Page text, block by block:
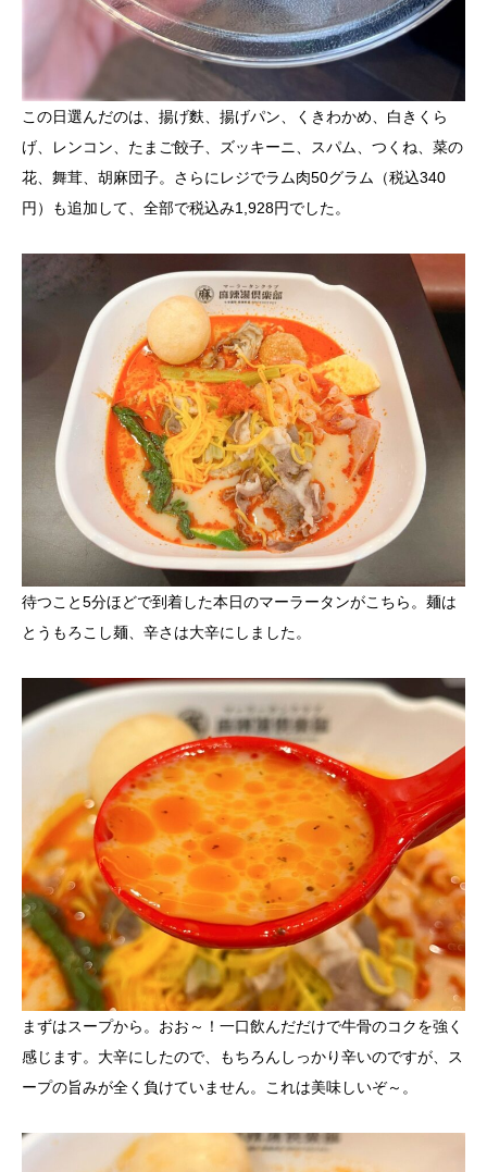
この日選んだのは、揚げ麩、揚げパン、くきわかめ、白きくら
げ、レンコン、たまご餃子、ズッキーニ、スパム、つくね、菜の
花、舞茸、胡麻団子。さらにレジでラム肉50グラム（税込340
円）も追加して、全部で税込み1,928円でした。
待つこと5分ほどで到着した本日のマーラータンがこちら。麺は
とうもろこし麺、辛さは大辛にしました。
まずはスープから。おお～！一口飲んだだけで牛骨のコクを強く
感じます。大辛にしたので、もちろんしっかり辛いのですが、ス
ープの旨みが全く負けていません。これは美味しいぞ～。